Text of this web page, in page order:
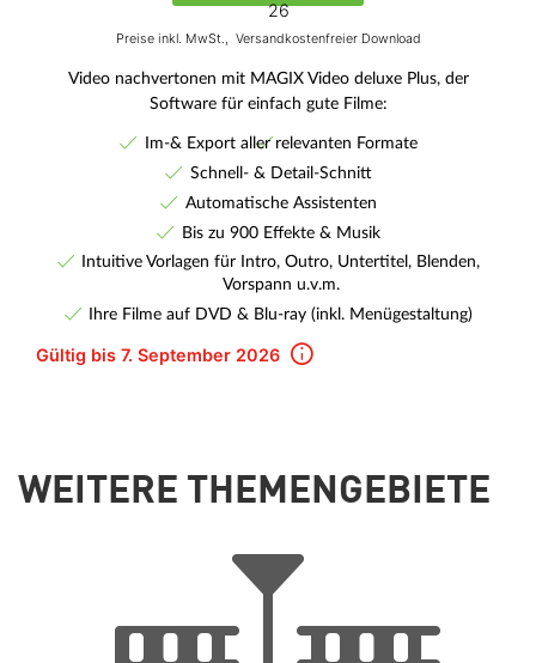
Preise inkl. MwSt., Versandkostenfreier Download
Video nachvertonen mit MAGIX Video deluxe Plus, der
Software für einfach gute Filme:
Im-& Export aller relevanten Formate
Schnell- & Detail-Schnitt
Automatische Assistenten
Bis zu 900 Effekte & Musik
Intuitive Vorlagen für Intro, Outro, Untertitel, Blenden,
Vorspann u.v.m.
Ihre Filme auf DVD & Blu-ray (inkl. Menügestaltung)
Gültig bis 7. September 2026
WEITERE THEMENGEBIETE